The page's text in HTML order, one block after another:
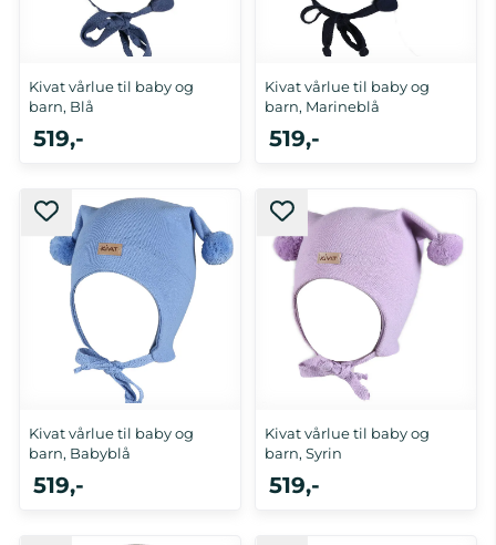
Kivat vårlue til baby og
barn, Blå
0-1 år, 2-4 år
519,-
Kivat vårlue til baby og
barn, Marineblå
0-1 år, 5-10 år
519,-
Kivat vårlue til baby og
barn, Babyblå
519,-
Kivat vårlue til baby og
barn, Syrin
519,-